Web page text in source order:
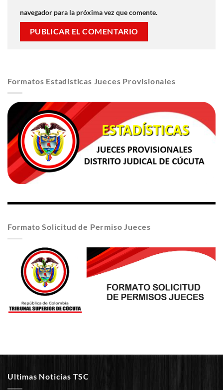
navegador para la próxima vez que comente.
Formatos Estadísticas Jueces Provisionales
Formato Solicitud de Permiso Jueces
Ultimas Noticias TSC